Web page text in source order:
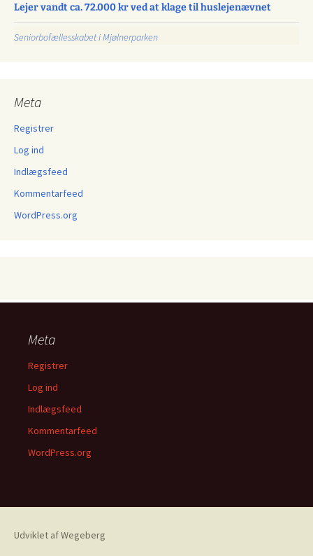
Lejer vandt ca. 72.000 kr ved at klage til huslejenævnet
Seniorbofællesskabet i Mjølnerparken
Meta
Registrer
Log ind
Indlægsfeed
Kommentarfeed
WordPress.org
Meta
Registrer
Log ind
Indlægsfeed
Kommentarfeed
WordPress.org
Udviklet af Wegeberg